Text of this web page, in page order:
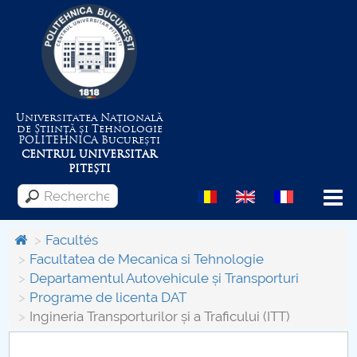
Universitatea Națională
de Știință și Tehnologie
POLITEHNICABucurești
CENTRUL UNIVERSITAR
PITEȘTI
Menu
Despre Universitate
Centrul de Management al Proiectelor
Facultés
Facultatea de Mecanica si Tehnologie
Departamentul Autovehicule și Transporturi
Programe de licenta DAT
Ingineria Transporturilor și a Traficului (ITT)